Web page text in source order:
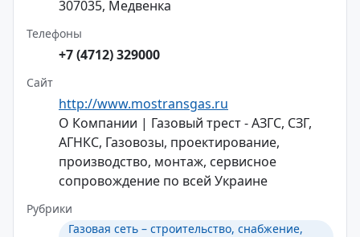
307035, Медвенка
Телефоны
+7 (4712) 329000
Сайт
http://www.mostransgas.ru
О Компании | Газовый трест - АЗГС, СЗГ,
АГНКС, Газовозы, проектирование,
производство, монтаж, сервисное
сопровождение по всей Украине
Рубрики
Газовая сеть – строительство, снабжение,